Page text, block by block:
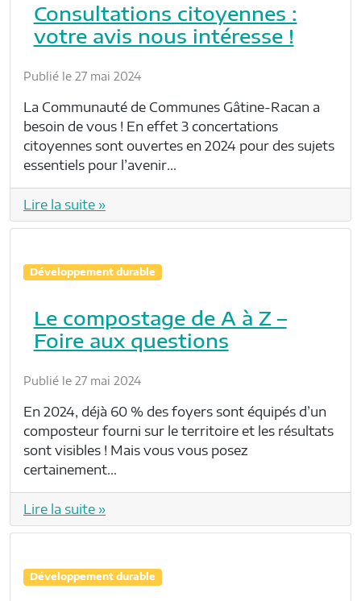
Consultations citoyennes :
votre avis nous intéresse !
Publié le 27 mai 2024
La Communauté de Communes Gâtine-Racan a
besoin de vous ! En effet 3 concertations
citoyennes sont ouvertes en 2024 pour des sujets
essentiels pour l’avenir…
Lire la suite »
Développement durable
Le compostage de A à Z –
Foire aux questions
Publié le 27 mai 2024
En 2024, déjà 60 % des foyers sont équipés d’un
composteur fourni sur le territoire et les résultats
sont visibles ! Mais vous vous posez
certainement…
Lire la suite »
Développement durable